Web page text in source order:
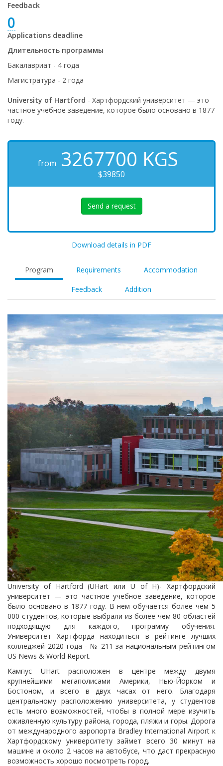
Feedback
0
Applications deadline
Длительность программы
Бакалавриат - 4 года
Магистратура - 2 года
University of Hartford - Хартфордский университет — это
частное учебное заведение, которое было основано в 1877
году.
from 3267700 KGS
$39850
Send a request
Download details in PDF
Program Requirements Accommodation
Feedback Addition
University of Hartford (UHart или U of H)- Хартфордский
университет — это частное учебное заведение, которое
было основано в 1877 году. В нем обучается более чем 5
000 студентов, которые выбрали из более чем 80 областей
подходящую для каждого, программу обучения.
Университет Хартфорда находиться в рейтинге лучших
колледжей 2020 года - № 211 за национальным рейтингом
US News & World Report.
Кампус UHart расположен в центре между двумя
крупнейшими мегаполисами Америки, Нью-Йорком и
Бостоном, и всего в двух часах от него. Благодаря
центральному расположению университета, у студентов
есть много возможностей, чтобы в полной мере изучить
оживленную культуру района, города, пляжи и горы. Дорога
от международного аэропорта Bradley International Airport к
Хартфордскому университету займет всего 30 минут на
машине и около 2 часов на автобусе, что даст прекрасную
возможность хорошо посмотреть город.